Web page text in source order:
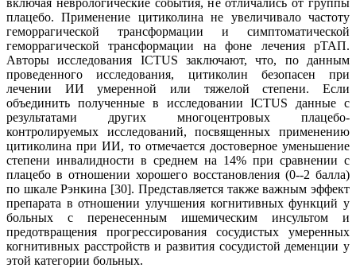
плацебо. Применение цитиколина не увеличивало частоту
геморрагической трансформации и симптоматической
геморрагической трансформации на фоне лечения рТАП.
Авторы исследования ICTUS заключают, что, по данным
проведенного исследования, цитиколин безопасен при
лечении ИИ умеренной или тяжелой степени. Если
объединить полученные в исследовании ICTUS данные с
результатами других многоцентровых плацебо-
контролируемых исследований, посвященных применению
цитиколина при ИИ, то отмечается достоверное уменьшение
степени инвалидности в среднем на 14% при сравнении с
плацебо в отношении хорошего восстановления (0--2 балла)
по шкале Рэнкина [30]. Представляется также важным эффект
препарата в отношении улучшения когнитивных функций у
больных с перенесенным ишемическим инсультом и
предотвращения прогрессирования сосудистых умеренных
когнитивных расстройств и развития сосудистой деменции у
этой категории больных.